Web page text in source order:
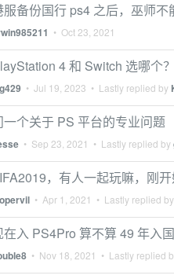
服备份国行 ps4 之后，巫师
• Oct 23, 2021
4 和 Switch 选哪个？
• Jul 19, 2023 • Lastly replied by
一个关于 PS 平台的专业问题
• Sep 23, 2021 • Lastly replied by
，有人一起玩嘛，刚
• Apr 1, 2021 • Lastly replied by
在入 PS4Pro 算不算 49 年入
• Nov 18, 2021 • Lastly replied